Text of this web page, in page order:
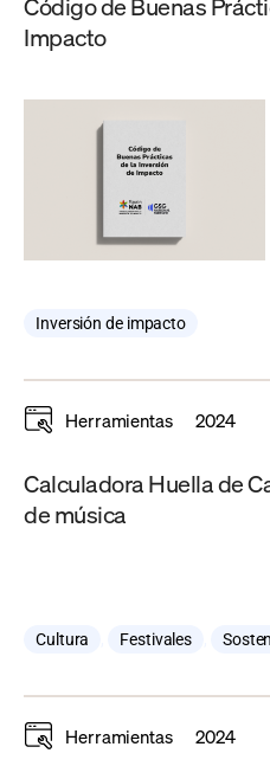
Impacto
Inversión de impacto
Herramientas 2024
Calculadora Huella de
de música
Cultura Festivales
Herramientas 2024